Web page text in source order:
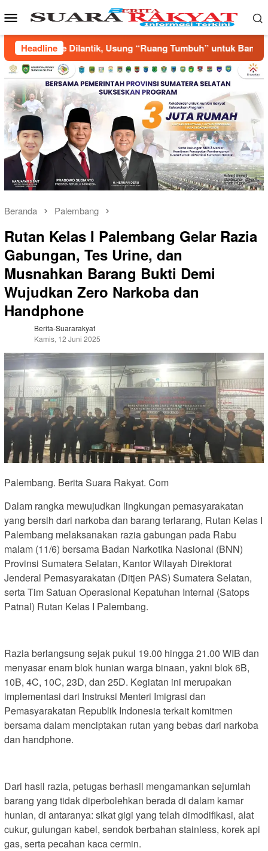
ke
Menu
Mobile
Headline
Tumbuh” untuk Bangun Pemuda yang Produktif
Beranda Palembang
Rutan Kelas I Palembang Gelar Razia
Gabungan, Tes Urine, dan
Musnahkan Barang Bukti Demi
Wujudkan Zero Narkoba dan
Handphone
Berita-Suararakyat
Kamis, 12 Juni 2025
Palembang. Berita Suara Rakyat. Com
Dalam rangka mewujudkan lingkungan pemasyarakatan
yang bersih dari narkoba dan barang terlarang, Rutan Kelas I
Palembang melaksanakan razia gabungan pada Rabu
malam (11/6) bersama Badan Narkotika Nasional (BNN)
Provinsi Sumatera Selatan, Kantor Wilayah Direktorat
Jenderal Pemasyarakatan (Ditjen PAS) Sumatera Selatan,
serta Tim Satuan Operasional Kepatuhan Internal (Satops
Patnal) Rutan Kelas I Palembang.
Razia berlangsung sejak pukul 19.00 hingga 21.00 WIB dan
menyasar enam blok hunian warga binaan, yakni blok 6B,
10B, 4C, 10C, 23D, dan 25D. Kegiatan ini merupakan
implementasi dari Instruksi Menteri Imigrasi dan
Pemasyarakatan Republik Indonesia terkait komitmen
bersama dalam menciptakan rutan yang bebas dari narkoba
dan handphone.
Dari hasil razia, petugas berhasil mengamankan sejumlah
barang yang tidak diperbolehkan berada di dalam kamar
hunian, di antaranya: sikat gigi yang telah dimodifikasi, alat
cukur, gulungan kabel, sendok berbahan stainless, korek api
gas, serta pecahan kaca cermin.